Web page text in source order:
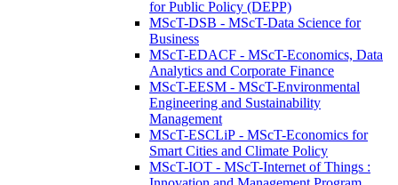
for Public Policy (DEPP)
MScT-DSB - MScT-Data Science for
Business
MScT-EDACF - MScT-Economics, Data
Analytics and Corporate Finance
MScT-EESM - MScT-Environmental
Engineering and Sustainability
Management
MScT-ESCLiP - MScT-Economics for
Smart Cities and Climate Policy
MScT-IOT - MScT-Internet of Things :